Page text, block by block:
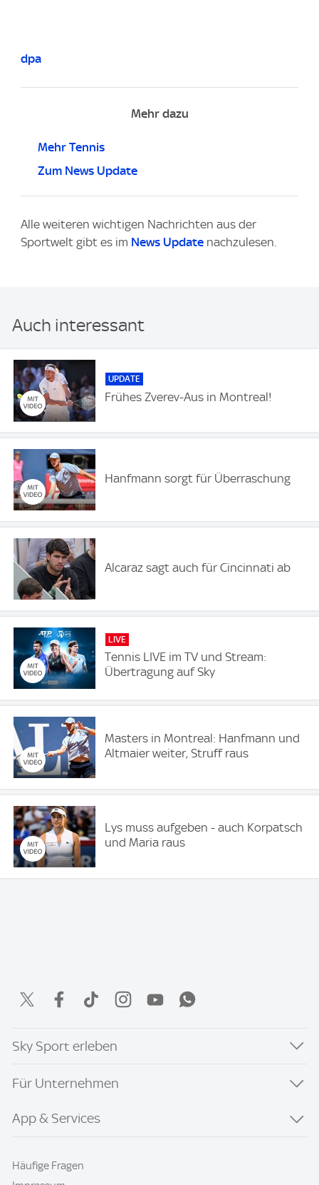
dpa
Mehr dazu
Mehr Tennis
Zum News Update
Alle weiteren wichtigen Nachrichten aus der
Sportwelt gibt es im News Update nachzulesen.
Auch interessant
UPDATE
Frühes Zverev-Aus in Montreal!
Hanfmann sorgt für Überraschung
Alcaraz sagt auch für Cincinnati ab
LIVE
Tennis LIVE im TV und Stream:
Übertragung auf Sky
Masters in Montreal: Hanfmann und
Altmaier weiter, Struff raus
Lys muss aufgeben - auch Korpatsch
und Maria raus
Sky Sport erleben
Für Unternehmen
App & Services
Häufige Fragen